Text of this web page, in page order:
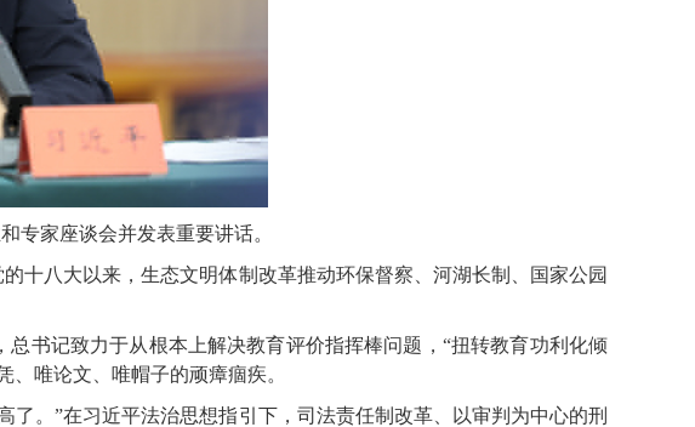
专家座谈会并发表重要讲话。
八大以来，生态文明体制改革推动环保督察、河湖长制、国家公园
记致力于从根本上解决教育评价指挥棒问题，“扭转教育功利化倾
唯论文、唯帽子的顽瘴痼疾。
。”在习近平法治思想指引下，司法责任制改革、以审判为中心的刑